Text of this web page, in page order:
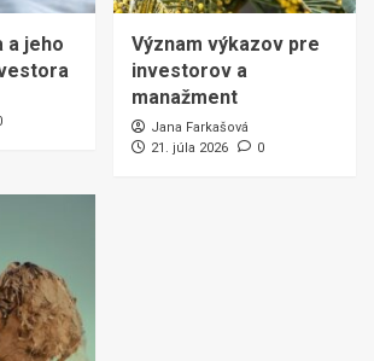
a jeho
Význam výkazov pre
investorov a
manažment
Jana Farkašová
21. júla 2026
0